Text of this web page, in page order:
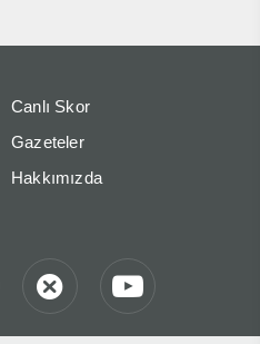
Canlı Skor
Gazeteler
Hakkımızda